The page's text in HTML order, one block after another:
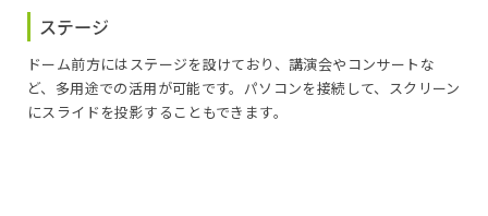
ステージ
ドーム前方にはステージを設けており、講演会やコンサートな
ど、多用途での活用が可能です。パソコンを接続して、スクリーン
にスライドを投影することもできます。